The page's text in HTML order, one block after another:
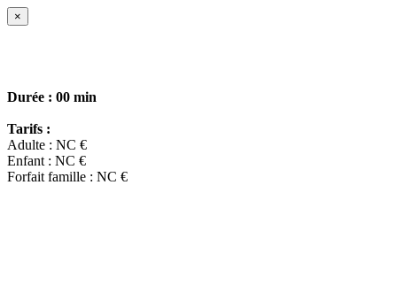
×
Durée : 00 min
Tarifs :
Adulte : NC €
Enfant : NC €
Forfait famille : NC €